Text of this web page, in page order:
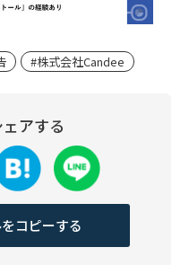
#株式会社Candee
アする
コピーする